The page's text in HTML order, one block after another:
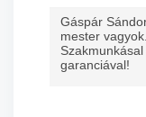
Gáspár
mester
garanciával!